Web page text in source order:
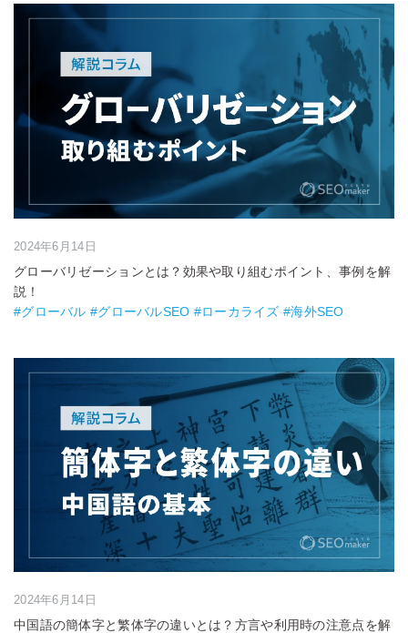
2024年6月14日
グローバリゼーションとは？効果や取り組むポイント、事例を解
説！
#グローバル #グローバルSEO #ローカライズ #海外SEO
2024年6月14日
中国語の簡体字と繁体字の違いとは？方言や利用時の注意点を解